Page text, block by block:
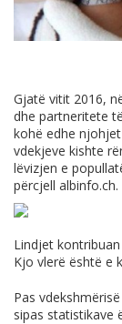
Gjatë vitit 2016,
dhe partneritete
kohë edhe
vdekjeve kishte
lëvizjen e
përcjell albinfo.ch.
Lindjet
Kjo vlerë është e
Pas
sipas statistikave